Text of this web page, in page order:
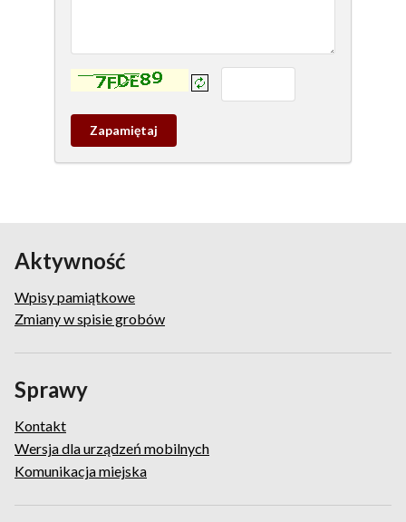
Kontrola - wprowadź tekst z obrazka:
Zapamietaj
wpis
Aktywność
Wpisy pamiątkowe
Zmiany w spisie grobów
Sprawy
Kontakt
Wersja dla urządzeń mobilnych
Komunikacja miejska